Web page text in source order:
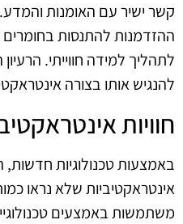
קשר ישיר עם האומנות
ההזדמנות להתנסות בחומרים
לתהליך למידה חווייתי.
להנגיש אותו בצורה
חוויות
באמצעות טכנולוגיות חדשות,
אינטראקטיביות שלא נראו
משתמשות באמצעים